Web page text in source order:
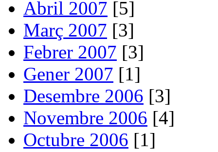
Abril 2007 [5]
Març 2007 [3]
Febrer 2007 [3]
Gener 2007 [1]
Desembre 2006 [3]
Novembre 2006 [4]
Octubre 2006 [1]